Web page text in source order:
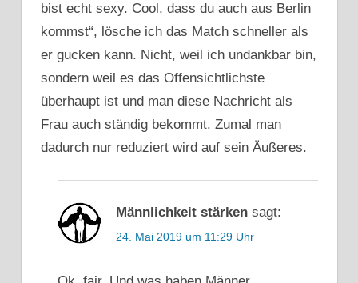
bist echt sexy. Cool, dass du auch aus Berlin
kommst“, lösche ich das Match schneller als
er gucken kann. Nicht, weil ich undankbar bin,
sondern weil es das Offensichtlichste
überhaupt ist und man diese Nachricht als
Frau auch ständig bekommt. Zumal man
dadurch nur reduziert wird auf sein Äußeres.
Männlichkeit stärken sagt:
24. Mai 2019 um 11:29 Uhr